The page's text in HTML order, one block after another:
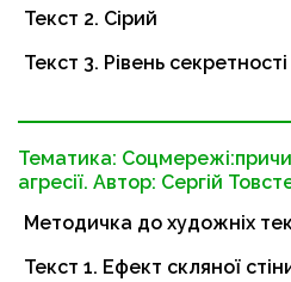
Текст 2. Сірий
Текст 3. Рівень
Тематика:
агресії. Автор: Сергій
Методичка до художніх
Текст 1. Ефект скляної